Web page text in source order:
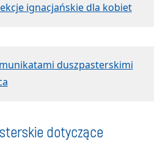
ignacjańskie dla kobiet
duszpasterskimi
dotyczące